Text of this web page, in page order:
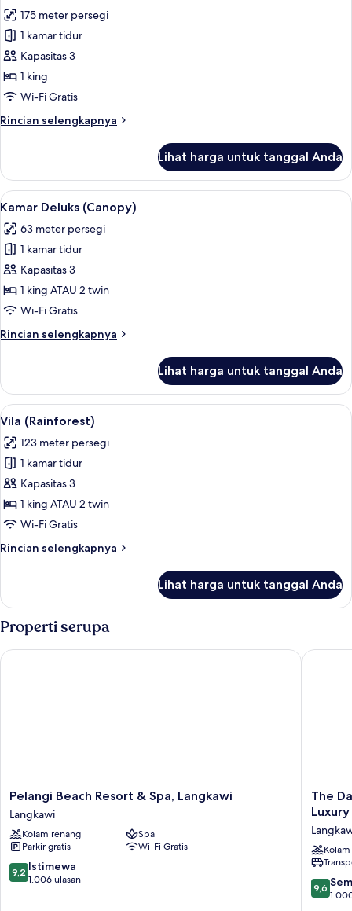
Only)
foto
untuk
Vila,
1
Tempat
Tidur
King,
kolam
pribadi
(Staycation
Malaysia
Residents
Only)
175 meter persegi
1 kamar tidur
Kapasitas 3
1 king
Wi-Fi Gratis
Rincian selengkapnya
Rincian
Vila,
Tempat
King,
kolam
pribadi
(Staycation
Malaysia
Residents
Only)
Lihat harga untuk tanggal Anda
Lihat
semua
foto
untuk
Kamar
Deluks
(Canopy)
Seprai katun Mesir, seprai premium,
5
Kamar Deluks (Canopy)
63 meter persegi
1 kamar tidur
Kapasitas 3
1 king ATAU 2 twin
Wi-Fi Gratis
Rincian selengkapnya
Rincian
Kamar
Deluks
(Canopy)
Lihat harga untuk tanggal Anda
Lihat
semua
foto
untuk
Vila
(Rainforest)
Seprai katun Mesir, seprai premium,
3
Vila (Rainforest)
123 meter persegi
1 kamar tidur
Kapasitas 3
1 king ATAU 2 twin
Wi-Fi Gratis
Rincian selengkapnya
Rincian
Vila
Lihat harga untuk tanggal Anda
Properti serupa
Pelangi
Beach
Resort
&
Spa,
Langkawi
Langkawi
Pelangi Beach Resort & Spa, Langkawi
Langkawi
Kolam renang
Spa
Parkir gratis
Wi-Fi Gratis
9.2
dari
9,2 Istimewa
1.006 ulasan
Pelangi Beach Resort & Spa, Langkawi
The
Danna
-
A
of
Small
The
9.6
dari
9,6
The